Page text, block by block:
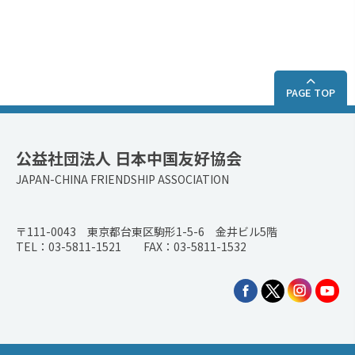
PAGE TOP
公益社団法人 日本中国友好協会
JAPAN-CHINA FRIENDSHIP ASSOCIATION
〒111-0043 東京都台東区駒形1-5-6 金井ビル5階
TEL：03-5811-1521 FAX：03-5811-1532